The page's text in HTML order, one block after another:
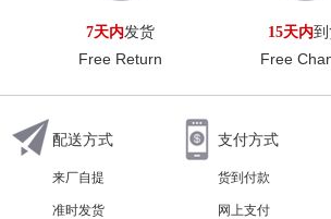
7天内发货
Free Return
15天内
Free
配送方式
来厂自提
准时发货
支付方式
货到付款
网上支付